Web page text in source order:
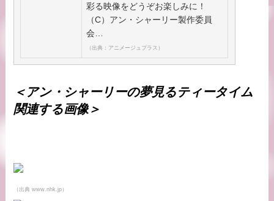
彩る映像をどうぞお楽しみに！
（C）アン・シャーリー製作委員
会…
（出典：アニメージュプラス）
＜アン・シャーリーの夢見るティータイム
関連する画像＞
（出典 www.nhk.jp）